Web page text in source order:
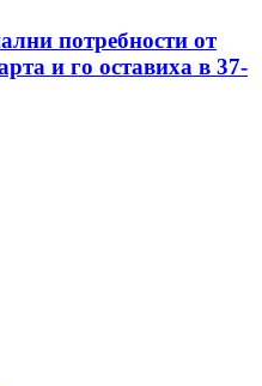
потребности от
и го оставиха в 37-